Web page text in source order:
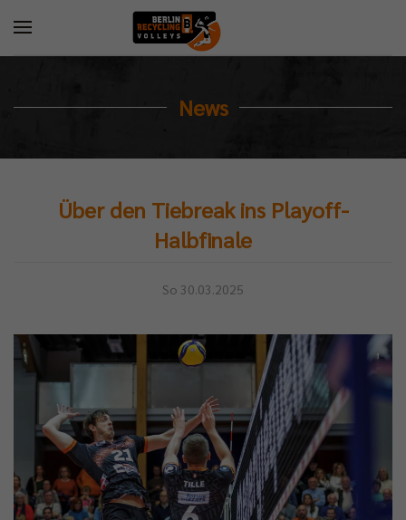
News
Über den Tiebreak ins Playoff-
Halbfinale
So 30.03.2025